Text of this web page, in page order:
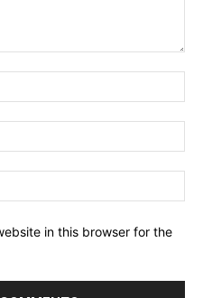
in this browser for the